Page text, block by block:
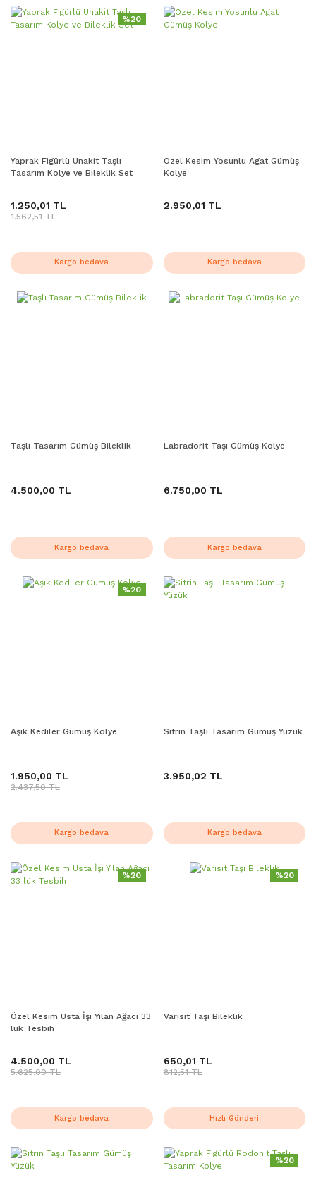
%20
Yaprak Figürlü Unakit Taşlı
Tasarım Kolye ve Bileklik Set
1.250,01 TL
1.562,51 TL
Kargo bedava
Özel Kesim Yosunlu Agat Gümüş
Kolye
2.950,01 TL
Kargo bedava
Taşlı Tasarım Gümüş Bileklik
4.500,00 TL
Kargo bedava
Labradorit Taşı Gümüş Kolye
6.750,00 TL
Kargo bedava
%20
Aşık Kediler Gümüş Kolye
1.950,00 TL
2.437,50 TL
Kargo bedava
Sitrin Taşlı Tasarım Gümüş Yüzük
3.950,02 TL
Kargo bedava
%20
Özel Kesim Usta İşi Yılan Ağacı 33
lük Tesbih
4.500,00 TL
5.625,00 TL
Kargo bedava
%20
Varisit Taşı Bileklik
650,01 TL
812,51 TL
Hızlı Gönderi
%20